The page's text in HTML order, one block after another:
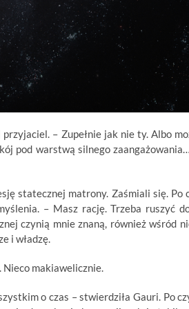
– Zupełnie jak nie ty. Albo
pod warstwą silnego
statecznej matrony. Zaśmiali się. Po
– Masz rację. Trzeba ruszyć
czynią mnie znaną, również wśród
i władzę.
Nieco makiawelicznie.
o czas – stwierdziła Gauri. Po